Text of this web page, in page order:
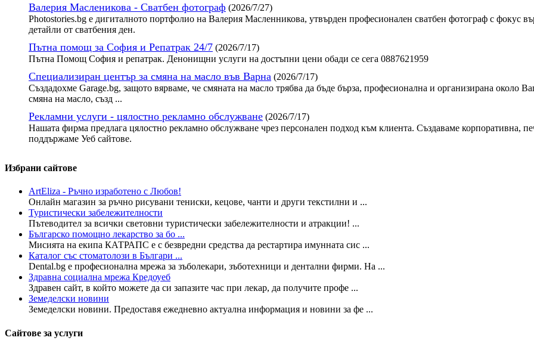
Валерия Масленикова - Сватбен фотограф (2026/7/27)
Photostories.bg е дигиталното портфолио на Валерия Масленникова, утвърден професионален сватбен фотограф с фокус
детайли от сватбения ден.
Пътна помощ за София и Репатрак 24/7 (2026/7/17)
Пътна Помощ София и репатрак. Денонищни услуги на достъпни цени обади се сега 0887621959
Специализиран център за смяна на масло във Варна (2026/7/17)
Създадохме Garage.bg, защото вярваме, че смяната на масло трябва да бъде бърза, професионална и организирана около
смяна на масло, създ ...
Рекламни услуги - цялостно рекламно обслужване (2026/7/17)
Нашата фирма предлага цялостно рекламно обслужване чрез персонален подход към клиента. Създаваме корпоративна,
поддържаме Уеб сайтове.
Избрани сайтове
ArtEliza - Ръчно изработено с Любов!
Онлайн магазин за ръчно рисувани тениски, кецове, чанти и други текстилни и ...
Туристически забележителности
Пътеводител за всички световни туристически забележителности и атракции! ...
Българско помощно лекарство за бо ...
Мисията на екипа КАТРАПС е с безвредни средства да рестартира имунната сис ...
Каталог със стоматолози в Българи ...
Dental.bg е професионална мрежа за зъболекари, зъботехници и дентални фирми. На ...
Здравна социална мрежа Кредоуеб
Здравен сайт, в който можете да си запазите час при лекар, да получите профе ...
Земеделски новини
Земеделски новини. Предоставя ежедневно актуална информация и новини за фе ...
Сайтове за услуги